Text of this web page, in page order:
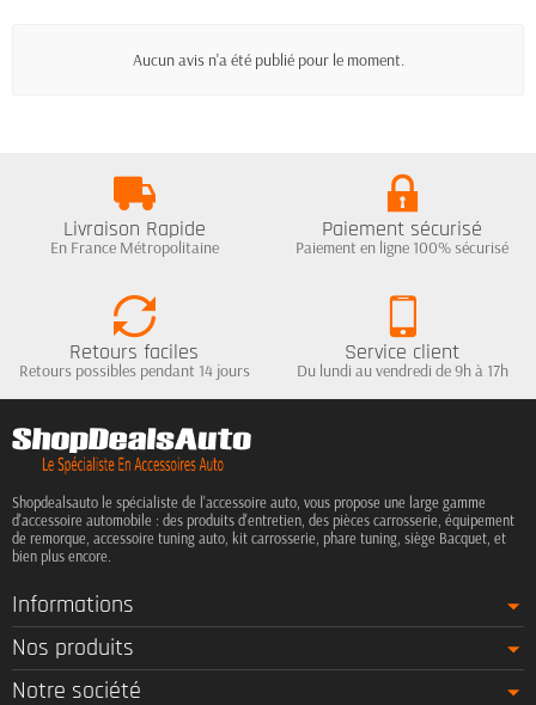
Aucun avis n'a été publié pour le moment.
Livraison Rapide
En France Métropolitaine
Paiement sécurisé
Paiement en ligne 100% sécurisé
Retours faciles
Retours possibles pendant 14 jours
Service client
Du lundi au vendredi de 9h à 17h
Shopdealsauto le spécialiste de l'accessoire auto, vous propose une large gamme
d'accessoire automobile : des produits d'entretien, des pièces carrosserie, équipement
de remorque, accessoire tuning auto, kit carrosserie, phare tuning, siège Bacquet, et
bien plus encore.
Informations
Nos produits
Notre société